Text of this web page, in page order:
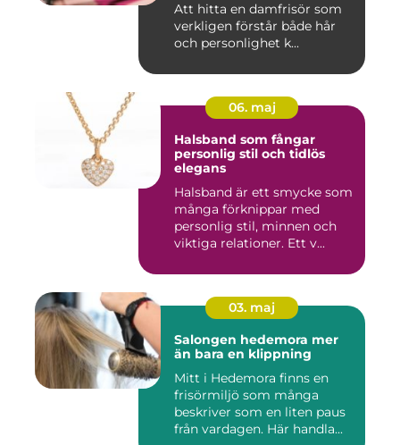
Att hitta en damfrisör som
verkligen förstår både hår
och personlighet k...
06. maj
Halsband som fångar
personlig stil och tidlös
elegans
Halsband är ett smycke som
många förknippar med
personlig stil, minnen och
viktiga relationer. Ett v...
03. maj
Salongen hedemora mer
än bara en klippning
Mitt i Hedemora finns en
frisörmiljö som många
beskriver som en liten paus
från vardagen. Här handla...